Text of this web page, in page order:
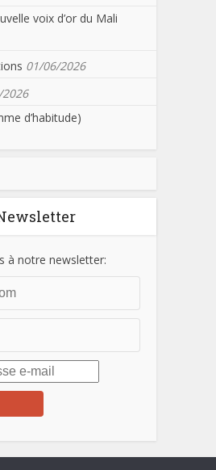
voix d’or du Mali
01/06/2026
d’habitude)
à notre newsletter: